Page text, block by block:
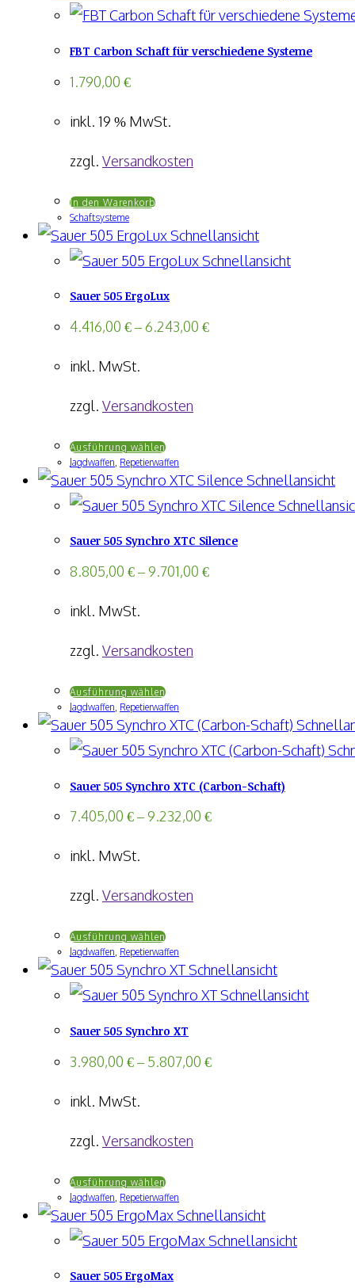
FBT Carbon Schaft für verschiedene Systeme
1.790,00 €
inkl. 19 % MwSt.
zzgl. Versandkosten
In den Warenkorb
Schaftsysteme
Schnellansicht
Schnellansicht
Sauer 505 ErgoLux
4.416,00 €–6.243,00 €
inkl. MwSt.
zzgl. Versandkosten
Ausführung wählenDieses
Produkt
Varianten
auf.
können
der
Produktseite
gewählt
Jagdwaffen Repetierwaffen
Schnellansicht
Sauer 505 Synchro XTC Silence
8.805,00 €–9.701,00 €
inkl. MwSt.
zzgl. Versandkosten
Ausführung wählenDieses
Produkt
Varianten
auf.
können
der
Produktseite
gewählt
Jagdwaffen, Repetierwaffen
Sauer 505 Synchro XTC (Carbon-Schaft)
7.405,00 €–9.232,00 €
inkl. MwSt.
zzgl. Versandkosten
Ausführung wählenDieses
Produkt
Varianten
auf.
können
der
Produktseite
gewählt
Jagdwaffen, Repetierwaffen
Schnellansicht
Schnellansicht
Sauer 505 Synchro XT
3.980,00 €–5.807,00 €
inkl. MwSt.
zzgl. Versandkosten
Ausführung wählenDieses
Produkt
mehrere
Varianten
Jagdwaffen Repetierwaffen
Schnellansicht
Schnellansicht
Sauer 505 ErgoMax